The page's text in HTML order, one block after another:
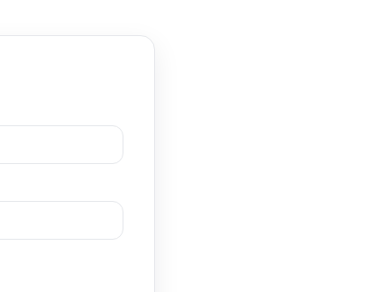
薦を受けワルシャワ音楽大学、ニース国立
楽四重奏と共演、在日フランス大使公邸に